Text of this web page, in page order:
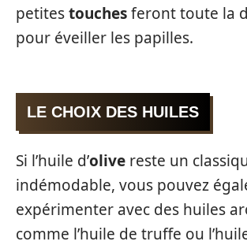
petitestouchesferont toute la
pour éveiller les papilles.
LE CHOIX DES HUILES
Si l’huile d’olive reste un
indémodable, vous pouvez
expérimenter avec des huiles
comme l’huile de truffe ou